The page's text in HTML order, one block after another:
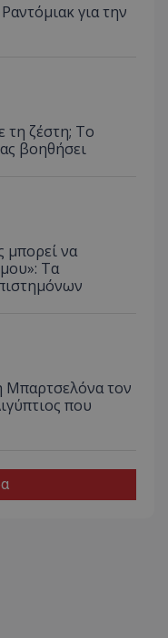
για την
τη ζέστη; Το
βοηθήσει
μπορεί να
Τα
Μπαρτσελόνα τον
που